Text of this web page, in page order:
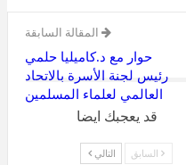
المقالة السابقة
حوار مع د.كاميليا حلمي
رئيس لجنة الأسرة بالاتحاد
العالمي لعلماء المسلمين
قد يعجبك ايضا
السابق التالي